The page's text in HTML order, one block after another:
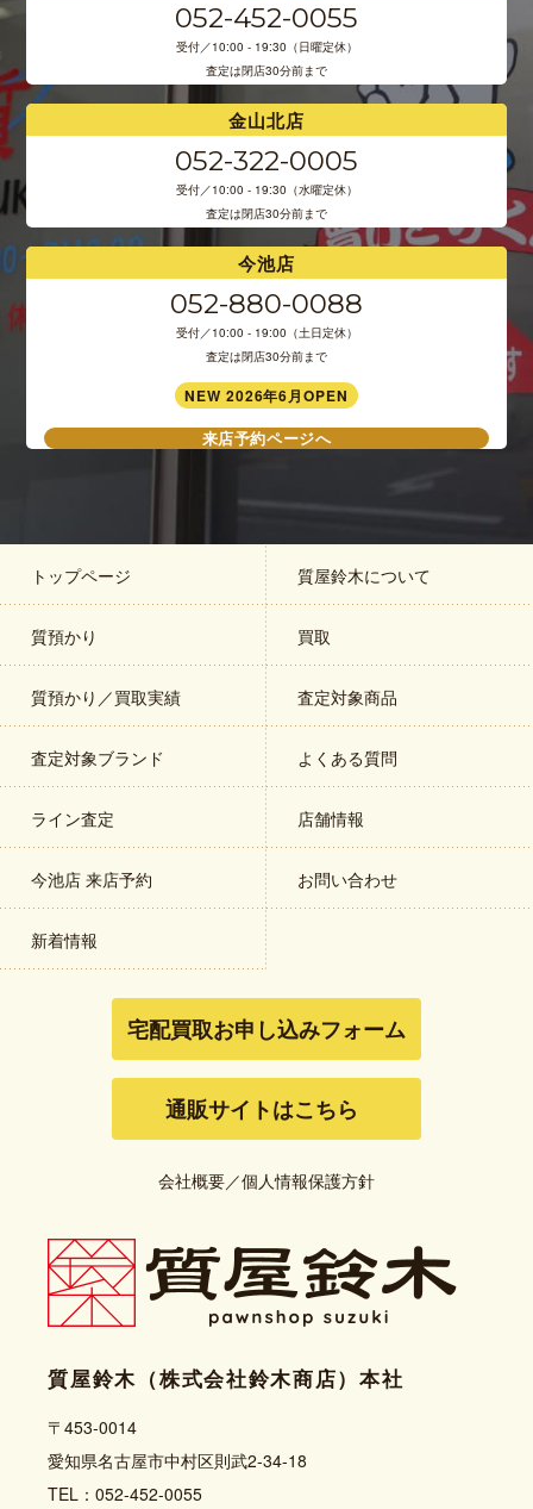
052-452-0055
受付／10:00 - 19:30（日曜定休）
査定は閉店30分前まで
金山北店
052-322-0005
受付／10:00 - 19:30（水曜定休）
査定は閉店30分前まで
今池店
052-880-0088
受付／10:00 - 19:00（土日定休）
査定は閉店30分前まで
NEW 2026年6月OPEN
来店予約ページへ
トップページ 質屋鈴木について
質預かり 買取
質預かり／買取実績 査定対象商品
査定対象ブランド よくある質問
ライン査定 店舗情報
今池店 来店予約 お問い合わせ
新着情報
宅配買取お申し込みフォーム
通販サイトはこちら
会社概要／個人情報保護方針
質屋鈴木（株式会社鈴木商店）本社
〒453-0014
愛知県名古屋市中村区則武2-34-18
TEL：052-452-0055